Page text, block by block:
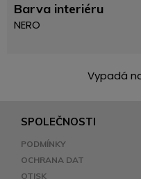
Barva interiéru
NERO
Vypadá
SPOLEČNOSTI
PODMÍNKY
OCHRANA DAT
OTISK